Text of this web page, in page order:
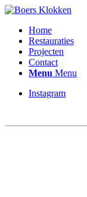
Home
Restauraties
Projecten
Contact
Menu Menu
Instagram